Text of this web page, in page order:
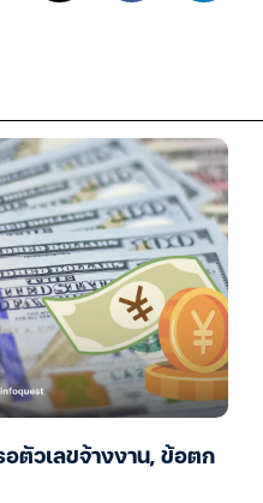
ตัวเลขจ้างงาน, ข้อตก